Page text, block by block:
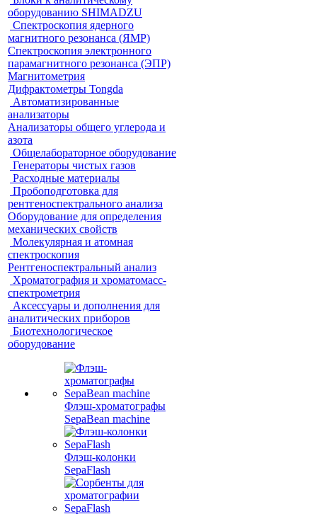
оборудованию SHIMADZU
Спектроскопия ядерного
магнитного резонанса (ЯМР)
Спектроскопия электронного
парамагнитного резонанса (ЭПР)
Магнитометрия
Дифрактометры Tongda
Автоматизированные
анализаторы
Анализаторы общего углерода и
азота
Общелабораторное оборудование
Генераторы чистых газов
Расходные материалы
Пробоподготовка для
рентгеноспектрального анализа
Оборудование для определения
механических свойств
Молекулярная и атомная
спектроскопия
Рентгеноспектральный анализ
Хроматография и хроматомасс-
спектрометрия
Аксессуары и дополнения для
аналитических приборов
Биотехнологическое
оборудование
Флэш-хроматографы
SepaBean machine
Флэш-колонки
SepaFlash